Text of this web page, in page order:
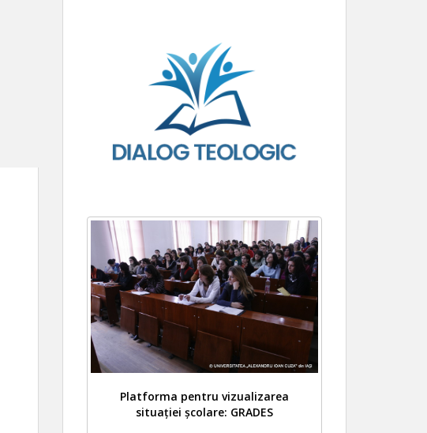
Platforma pentru vizualizarea
situației școlare: GRADES